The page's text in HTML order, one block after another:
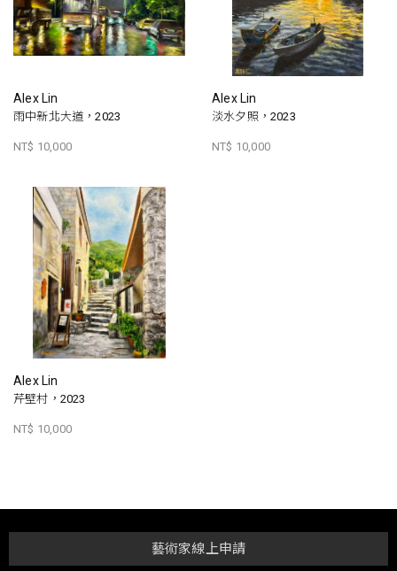
Alex Lin
雨中新北大道，2023
NT$ 10,000
Alex Lin
淡水夕照，2023
NT$ 10,000
Alex Lin
芹壁村，2023
NT$ 10,000
藝術家線上申請